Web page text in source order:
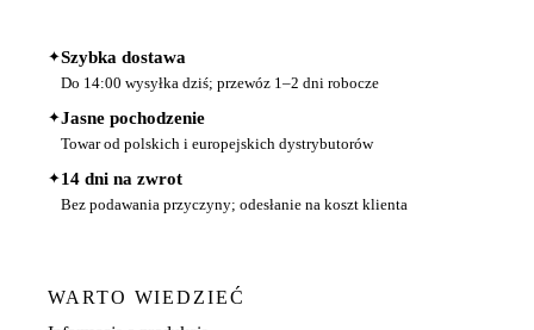
✦Szybka dostawa
Do 14:00 wysyłka dziś; przewóz 1–2 dni robocze
✦Jasne pochodzenie
Towar od polskich i europejskich dystrybutorów
✦14 dni na zwrot
Bez podawania przyczyny; odesłanie na koszt klienta
WARTO WIEDZIEĆ